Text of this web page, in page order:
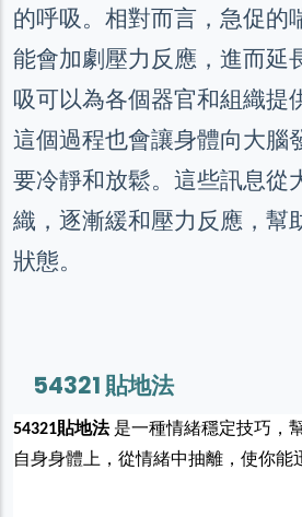
的呼吸。相對而言，急促的
能會加劇壓力反應，進而延
吸可以為各個器官和組織提
這個過程也會讓身體向大腦
要冷靜和放鬆。這些訊息從
織，逐漸緩和壓力反應，幫
狀態。
54321 貼地法
54321貼地法 是一種情緒穩定技巧，
自身身體上，從情緒中抽離，使你能